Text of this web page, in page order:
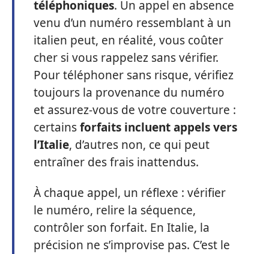
téléphoniques. Un appel en absence
venu d’un numéro ressemblant à un
italien peut, en réalité, vous coûter
cher si vous rappelez sans vérifier.
Pour téléphoner sans risque, vérifiez
toujours la provenance du numéro
et assurez-vous de votre couverture :
certainsforfaits incluent appels vers
l’Italie, d’autres non, ce qui peut
entraîner des frais inattendus.
À chaque appel, un réflexe : vérifier
le numéro, relire la séquence,
contrôler son forfait. En Italie, la
précision ne s’improvise pas. C’est le